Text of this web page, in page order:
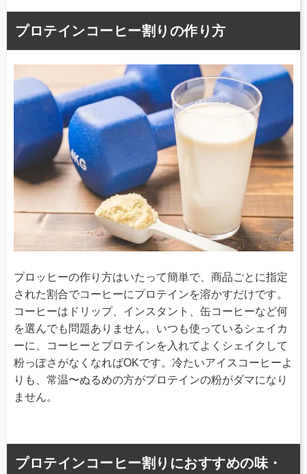
プロテインコーヒー割りの作り方
プロッヒーの作り方はいたって簡単で、商品ごとに指定
された割合でコーヒーにプロテインを溶かすだけです。
コーヒーはドリップ、インスタント、缶コーヒーなど何
を選んでも問題ありません。いつも使っているシェイカ
ーに、コーヒーとプロテインを入れてよくシェイクして
粉っぽさがなくなればOKです。冷たいアイスコーヒーよ
りも、常温〜ぬるめの方がプロテインの粉がダマになり
ません。
プロテインコーヒー割りにおすすめの味・